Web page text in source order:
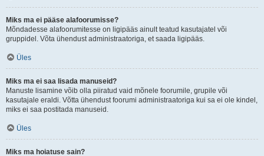
Miks ma ei pääse alafoorumisse?
Mõndadesse alafoorumitesse on ligipääs ainult teatud kasutajatel või
gruppidel. Võta ühendust administraatoriga, et saada ligipääs.
Üles
Miks ma ei saa lisada manuseid?
Manuste lisamine võib olla piiratud vaid mõnele foorumile, grupile või
kasutajale eraldi. Võtta ühendust foorumi administraatoriga kui sa ei ole kindel,
miks ei saa postitada manuseid.
Üles
Miks ma hoiatuse sain?